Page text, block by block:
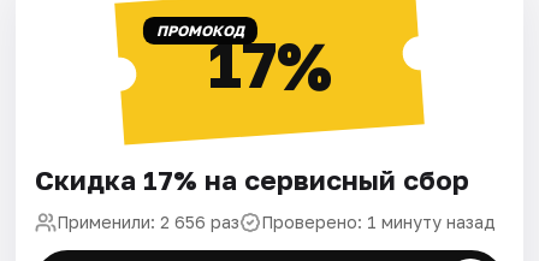
ПРОМОКОД17%
Скидка 17% на сервисный сбор
Применили: 2 656 раз Проверено: 1 минуту назад